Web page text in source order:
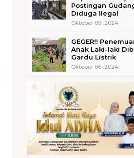
Postingan
Diduga Ilegal
Oktober 09, 2024
GEGER!!
Anak Laki-laki
Gardu Listrik
Oktober 06, 2024